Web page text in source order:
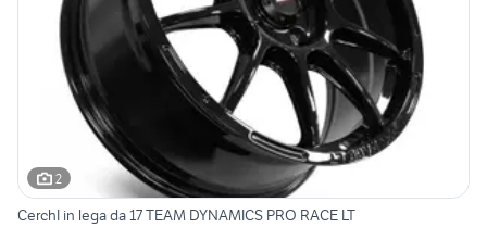
2
CerchI in lega da 17 TEAM DYNAMICS PRO RACE LT